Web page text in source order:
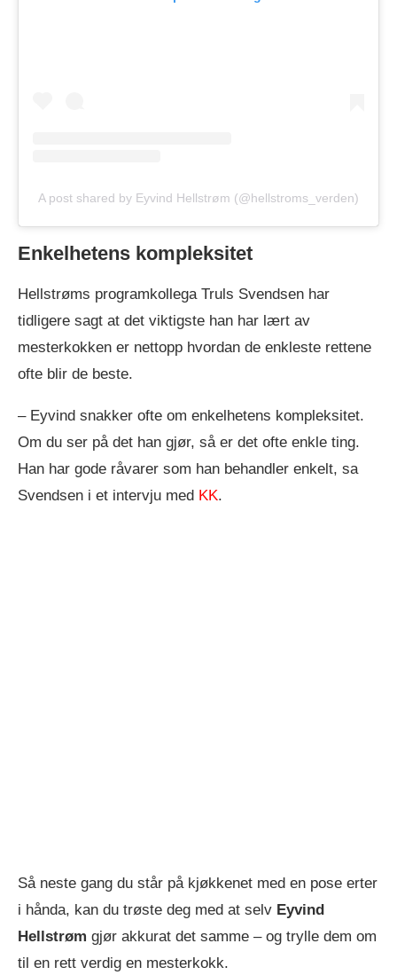
A post shared by Eyvind Hellstrøm (@hellstroms_verden)
Enkelhetens kompleksitet
Hellstrøms programkollega Truls Svendsen har
tidligere sagt at det viktigste han har lært av
mesterkokken er nettopp hvordan de enkleste rettene
ofte blir de beste.
– Eyvind snakker ofte om enkelhetens kompleksitet.
Om du ser på det han gjør, så er det ofte enkle ting.
Han har gode råvarer som han behandler enkelt, sa
Svendsen i et intervju med KK.
Så neste gang du står på kjøkkenet med en pose erter
i hånda, kan du trøste deg med at selv Eyvind
Hellstrøm gjør akkurat det samme – og trylle dem om
til en rett verdig en mesterkokk.